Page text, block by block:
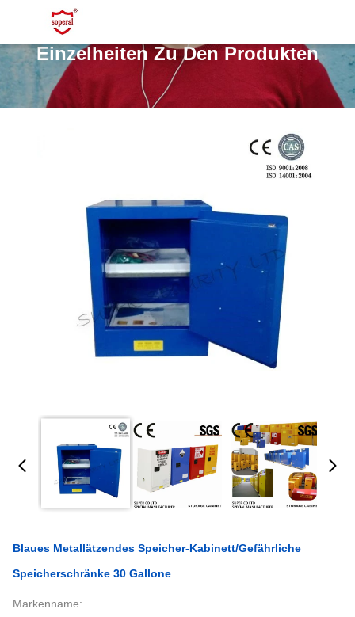
Einzelheiten Zu Den Produkten
Blaues Metallätzendes Speicher-Kabinett/gefährliche
Speicherschränke 30 Gallone
Markenname: